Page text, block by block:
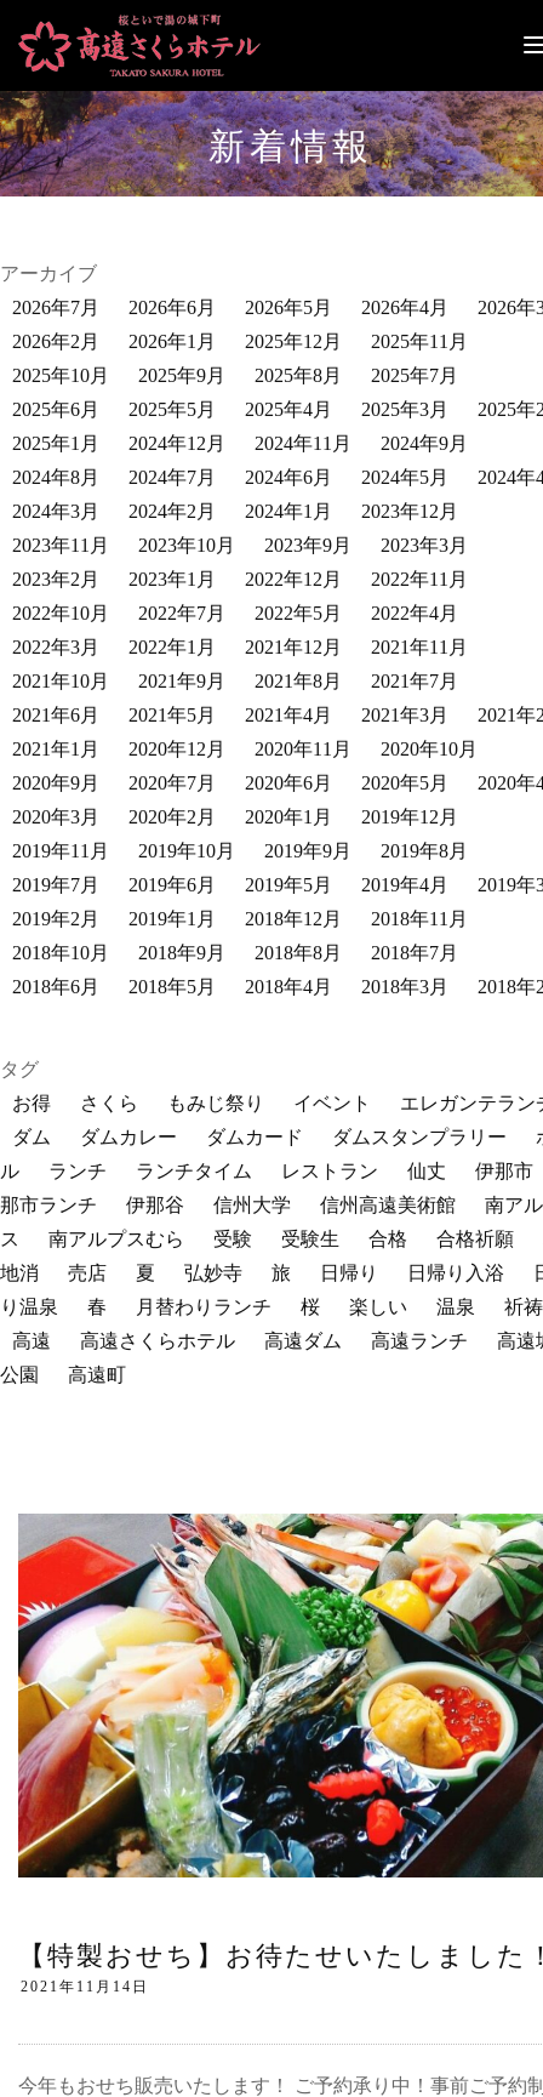
ナ
ゲ
ー
シ
ョ
ン
新着情報
アーカイブ
2026年7月
2026年6月 2026年5月 2026年4月
2026年
2026年2月
2026年1月 2025年12月
2025年11月
2025年10月
2025年9月 2025年8月
2025年7月
2025年6月
2025年5月 2025年4月 2025年3月
2025年
2025年1月
2024年12月 2024年11月
2024年9月
2024年8月
2024年7月 2024年6月 2024年5月
2024年
2024年3月
2024年2月 2024年1月
2023年12月
2023年11月
2023年10月 2023年9月
2023年3月
2023年2月
2023年1月 2022年12月
2022年11月
2022年10月
2022年7月 2022年5月
2022年4月
2022年3月
2022年1月 2021年12月
2021年11月
2021年10月
2021年9月 2021年8月
2021年7月
2021年6月
2021年5月 2021年4月 2021年3月
2021年
2021年1月
2020年12月 2020年11月
2020年10月
2020年9月
2020年7月 2020年6月 2020年5月
2020年
2020年3月
2020年2月 2020年1月
2019年12月
2019年11月
2019年10月 2019年9月
2019年8月
2019年7月
2019年6月 2019年5月 2019年4月
2019年
2019年2月
2019年1月 2018年12月
2018年11月
2018年10月
2018年9月 2018年8月
2018年7月
2018年6月
2018年5月 2018年4月 2018年3月 2018年
タグ
お得
さくら もみじ祭り イベント
エレガンテラン
ダム
ダムカレー ダムカード ダムスタンプラリー
ル
ランチ ランチタイム レストラン 仙丈
伊那市
那市ランチ
伊那谷 信州大学 信州高遠美術館
南ア
ス
南アルプスむら 受験 受験生 合格
合格祈願
地消
売店 夏 弘妙寺 旅 日帰り 日帰り入浴
り温泉
春 月替わりランチ 桜 楽しい 温泉
祈祷
高遠
高遠さくらホテル 高遠ダム 高遠ランチ
高遠
公園
高遠町
【特製おせち】お待たせいたしました
今年もおせち販売いたします！ ご予約承り中！事前ご予約